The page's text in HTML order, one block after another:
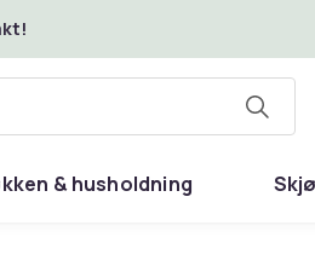
& husholdning